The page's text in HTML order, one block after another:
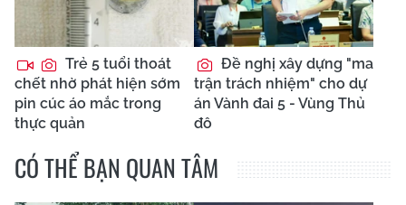
Trẻ 5 tuổi thoát
chết nhờ phát hiện sớm
pin cúc áo mắc trong
thực quản
Đề nghị xây dựng "ma
trận trách nhiệm" cho dự
án Vành đai 5 - Vùng Thủ
đô
CÓ THỂ BẠN QUAN TÂM